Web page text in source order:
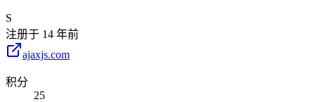
S
注册于 14 年前
ajaxjs.com
积分
25